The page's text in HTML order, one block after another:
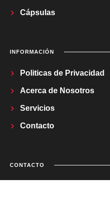
Cápsulas
INFORMACIÓN
Politicas de Privacidad
Acerca de Nosotros
Servicios
Contacto
CONTACTO